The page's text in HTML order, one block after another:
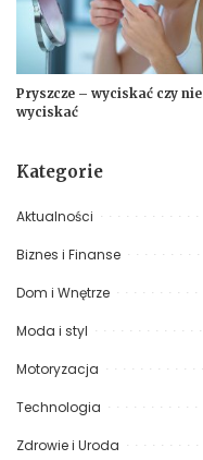
Pryszcze – wyciskać czy nie
wyciskać
Kategorie
Aktualności
Biznes i Finanse
Dom i Wnętrze
Moda i styl
Motoryzacja
Technologia
Zdrowie i Uroda